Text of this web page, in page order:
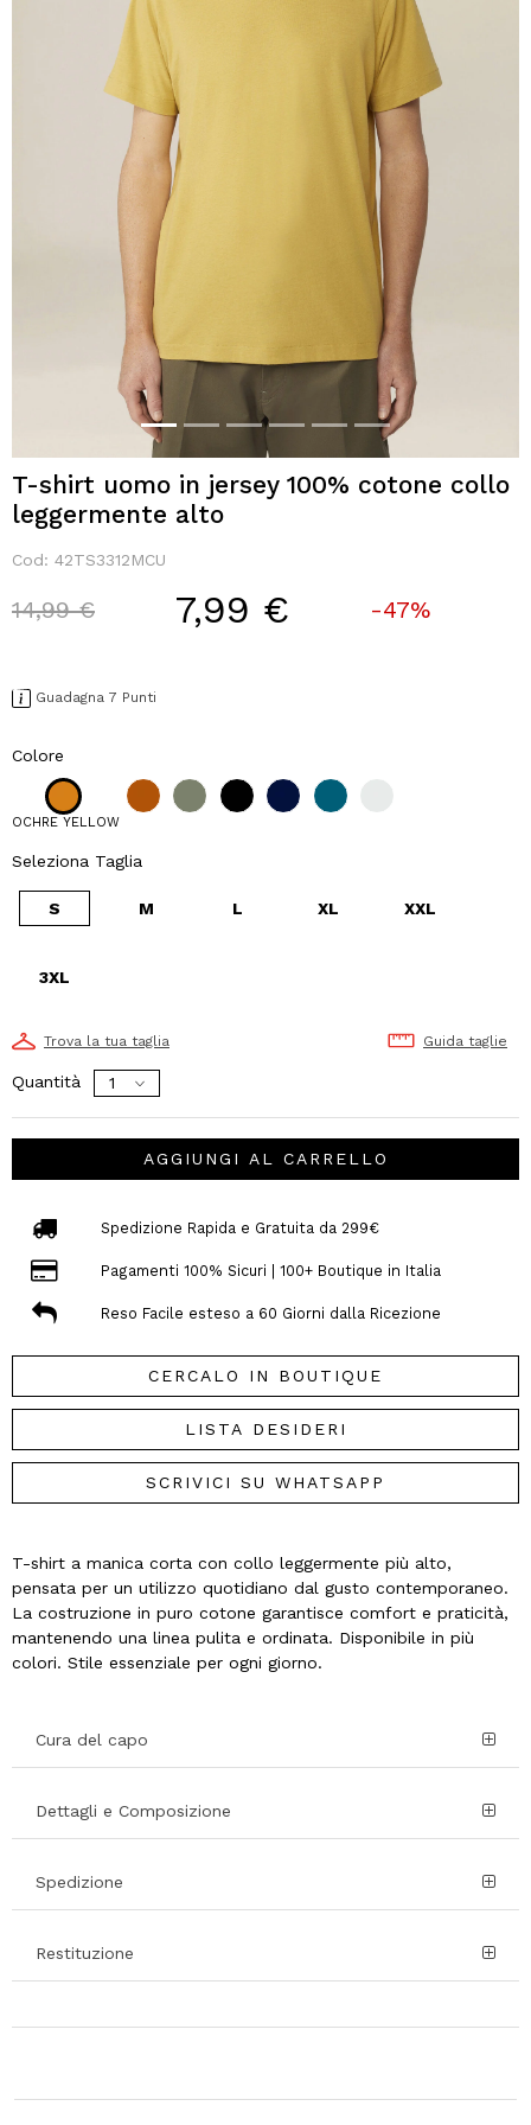
T-shirt uomo in jersey 100% cotone collo
leggermente alto
Cod: 42TS3312MCU
Price reduced from
14,99 €to 7,99 € -47%
Guadagna 7 Punti
Colore
OCHRE YELLOW
Seleziona Taglia
S M L XL XXL
3XL
Trova la tua taglia Guida taglie
Quantità
AGGIUNGI AL CARRELLO
Spedizione Rapida e Gratuita da 299€
Pagamenti 100% Sicuri | 100+ Boutique in Italia
Reso Facile esteso a 60 Giorni dalla Ricezione
CERCALO IN BOUTIQUE
LISTA DESIDERI
SCRIVICI SU WHATSAPP
T-shirt a manica corta con collo leggermente più alto,
pensata per un utilizzo quotidiano dal gusto contemporaneo.
La costruzione in puro cotone garantisce comfort e praticità,
mantenendo una linea pulita e ordinata. Disponibile in più
colori. Stile essenziale per ogni giorno.
Cura del capo
Dettagli e Composizione
Spedizione
Restituzione